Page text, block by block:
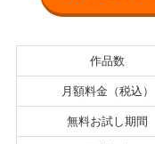
作品数
月額料金（税込）
無料お試し期間